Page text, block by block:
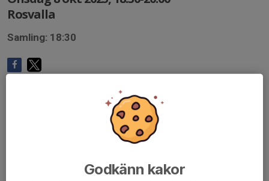
Rosvalla
Samling: 18:30
Godkänn kakor